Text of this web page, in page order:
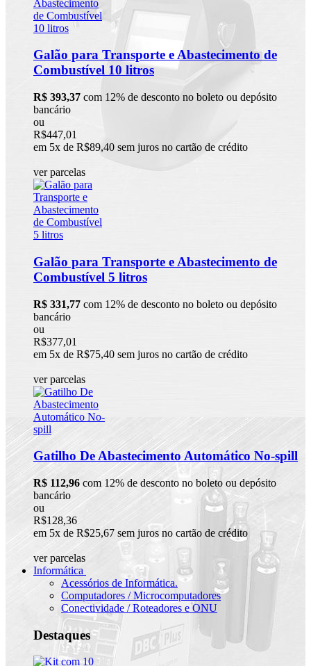
Galão para Transporte e Abastecimento de
Combustível 10 litros
R$ 393,37 com 12% de desconto no boleto ou depósito
bancário
ou
R$447,01
em 5x de R$89,40 sem juros no cartão de crédito
ver parcelas
Galão para Transporte e Abastecimento de
Combustível 5 litros
R$ 331,77 com 12% de desconto no boleto ou depósito
bancário
ou
R$377,01
em 5x de R$75,40 sem juros no cartão de crédito
ver parcelas
Gatilho De Abastecimento Automático No-spill
R$ 112,96 com 12% de desconto no boleto ou depósito
bancário
ou
R$128,36
em 5x de R$25,67 sem juros no cartão de crédito
ver parcelas
Informática
Acessórios de Informática.
Computadores / Microcomputadores
Conectividade / Roteadores e ONU
Destaques